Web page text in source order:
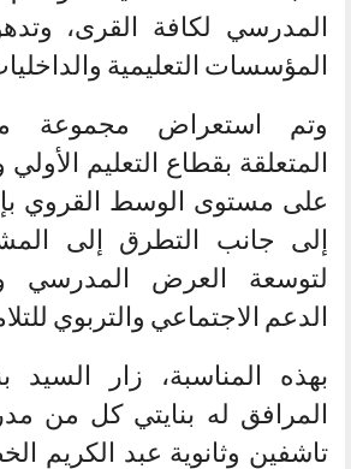
المدرسي لكافة القرى،
المؤسسات التعليمية
وتم استعراض مجموعة
المتعلقة بقطاع التعليم الأولي
على مستوى الوسط القروي
إلى جانب التطرق إلى
لتوسعة العرض المدرسي
الدعم الاجتماعي والتربوي
بهذه المناسبة، زار السيد
المرافق له بنايتي كل من
تاشفين وثانوية عبد الكريم